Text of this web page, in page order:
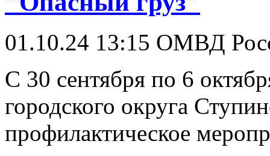
01.10.24 13:15 ОМВД
С 30 сентября по 6
городского округа
профилактическое